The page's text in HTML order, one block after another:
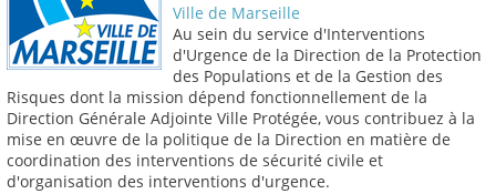
Ville de Marseille
Au sein du service d'Interventions
d'Urgence de la Direction de la Protection
des Populations et de la Gestion des
Risques dont la mission dépend fonctionnellement de la
Direction Générale Adjointe Ville Protégée, vous contribuez à la
mise en œuvre de la politique de la Direction en matière de
coordination des interventions de sécurité civile et
d'organisation des interventions d'urgence.